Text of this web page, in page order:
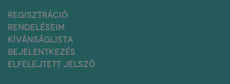
REGISZTRÁCIÓ
RENDELÉSEIM
KÍVÁNSÁGLISTA
BEJELENTKEZÉS
ELFELEJTETT JELSZÓ